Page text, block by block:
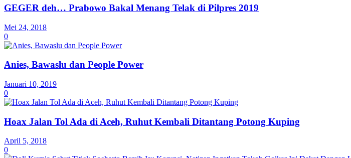
GEGER deh… Prabowo Bakal Menang Telak di Pilpres 2019
Mei 24, 2018
0
Anies, Bawaslu dan People Power
Januari 10, 2019
0
Hoax Jalan Tol Ada di Aceh, Ruhut Kembali Ditantang Potong Kuping
April 5, 2018
0